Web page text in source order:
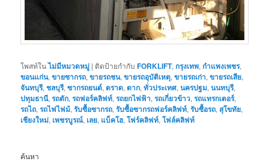
โพสท์ในไม่มีหมวดหมู่ | ติดป้ายกำกับ FORKLIFT,กรุงเทพ,กำแพงเพชร,
ขอนแก่น,ขายซากรถ,ขายรถชน,ขายรถอุบัติเหตุ,ขายรถเก่า,ขายรถเสีย,
จันทบุรี,ชลบุรี,ซากรถยนต์,ตราด,ตาก,ทั่วประเทศ,นครปฐม,นนทบุรี,
ปทุมธานี,รถตัก,รถฟอร์คลิฟท์,รถยกไฟฟ้า,รถเกี่ยวข้าว,รถแทรกเตอร์,
รถไถ,รถไฟไฟม้,รับซื้อซากรถ,รับซื้อซากรถฟอร์คลิฟท์,รับซื้อรถ, สุโขทัย,
เชียงใหม่, เพชรบูรณ์, เลย, แบ็คโฮ,โฟร์คลิฟท์,โฟล์คลิฟท์
ค้นหา